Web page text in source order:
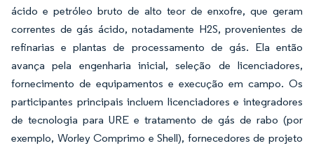
ácido e petróleo bruto de alto teor de enxofre, que geram
correntes de gás ácido, notadamente H2S, provenientes de
refinarias e plantas de processamento de gás. Ela então
avança pela engenharia inicial, seleção de licenciadores,
fornecimento de equipamentos e execução em campo. Os
participantes principais incluem licenciadores e integradores
de tecnologia para URE e tratamento de gás de rabo (por
exemplo, Worley Comprimo e Shell), fornecedores de projeto